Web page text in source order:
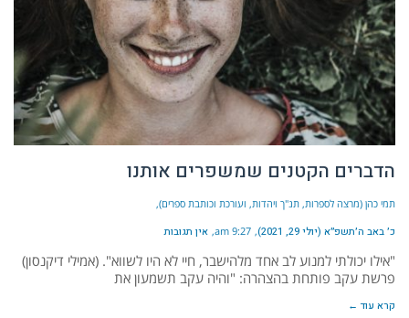
הדברים הקטנים שמשפרים אותנו
תמי כהן (מרצה לספרות, תנ"ך ויהדות, ועורכת וכותבת ספרים)
כ׳ באב ה׳תשפ״א (יולי 29, 2021) 9:27 am אין תגובות
"אילו יכולתי למנוע לב אחד מלהישבר, חיי לא היו לשווא". (אמילי דיקנסון)
פרשת עקב פותחת בהצהרה: "והיה עקב תשמעון את
קרא עוד ←